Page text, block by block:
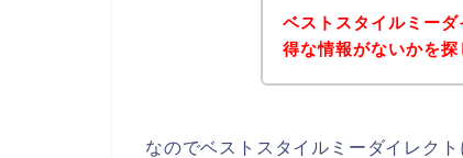
ベストスタイルミー
得な情報がないかを探
なのでベストスタイルミーダイレク